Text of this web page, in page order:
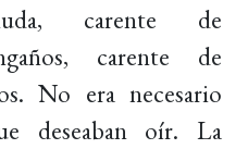
carente de
carente de
No era necesario
deseaban oír. La